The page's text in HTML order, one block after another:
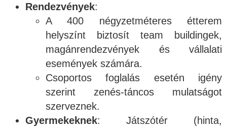
Rendezvények:
A 400 négyzetméteres étterem
helyszínt biztosít team buildingek,
magánrendezvények és vállalati
események számára.
Csoportos foglalás esetén igény
szerint zenés-táncos mulatságot
szerveznek.
Gyermekeknek: Játszótér (hinta,